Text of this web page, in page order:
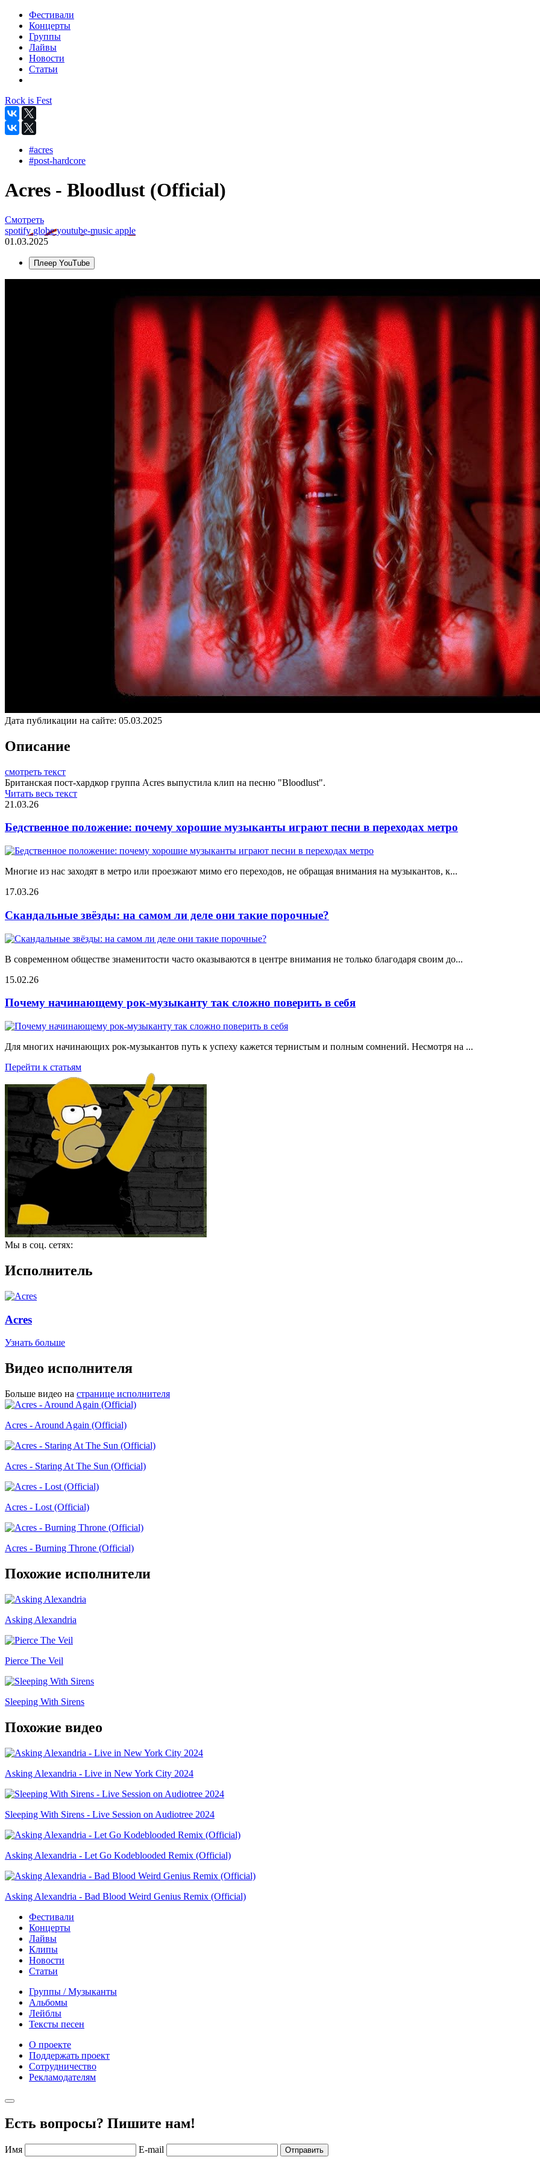
Фестивали
Концерты
Группы
Лайвы
Новости
Статьи
Rock is Fest
#acres
#post-hardcore
Acres - Bloodlust (Official)
Смотреть
spotifyglobeyoutube-music apple
01.03.2025
Плеер YouTube
Дата публикации на сайте: 05.03.2025
Описание
смотреть текст
Британская пост-хардкор группа Acres выпустила клип на песню "Bloodlust".
Читать весь текст
21.03.26
Бедственное положение: почему хорошие музыканты играют песни в переходах метро
Многие из нас заходят в метро или проезжают мимо его переходов, не обращая внимания на музыкантов, к...
17.03.26
Скандальные звёзды: на самом ли деле они такие порочные?
В современном обществе знаменитости часто оказываются в центре внимания не только благодаря своим до...
15.02.26
Почему начинающему рок-музыканту так сложно поверить в себя
Для многих начинающих рок-музыкантов путь к успеху кажется тернистым и полным сомнений. Несмотря на ...
Перейти к статьям
Мы в соц. сетях:
Исполнитель
Acres
Узнать больше
Видео исполнителя
Больше видео на странице исполнителя
Acres - Around Again (Official)
Acres - Staring At The Sun (Official)
Acres - Lost (Official)
Acres - Burning Throne (Official)
Похожие исполнители
Asking Alexandria
Pierce The Veil
Sleeping With Sirens
Похожие видео
Asking Alexandria - Live in New York City 2024
Sleeping With Sirens - Live Session on Audiotree 2024
Asking Alexandria - Let Go Kodeblooded Remix (Official)
Asking Alexandria - Bad Blood Weird Genius Remix (Official)
Фестивали
Концерты
Лайвы
Клипы
Новости
Статьи
Группы / Музыканты
Альбомы
Лейблы
Тексты песен
О проекте
Поддержать проект
Сотрудничество
Рекламодателям
Есть вопросы? Пишите нам!
Имя E-mail